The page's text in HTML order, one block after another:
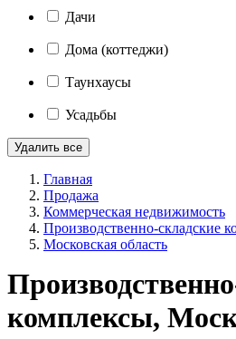
Дачи
Дома (коттеджи)
Таунхаусы
Усадьбы
Удалить все
Главная
Продажа
Коммерческая недвижимость
Производственно-складские
Московская область
комплексы,